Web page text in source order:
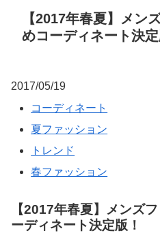
【2017年春夏】メン
めコーディネート決定
2017/05/19
コーディネート
夏ファッション
トレンド
春ファッション
【2017年春夏】メンズ
ーディネート決定版！